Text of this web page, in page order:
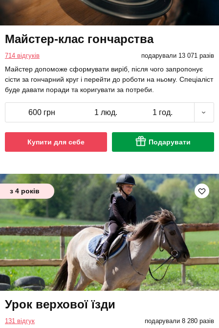
Майстер-клас гончарства
714 відгуків подарували 13 071 разів
Майстер допоможе сформувати виріб, після чого запропонує
сісти за гончарний круг і перейти до роботи на ньому. Спеціаліст
буде давати поради та коригувати за потреби.
600 грн 1 люд. 1 год.
Купити для себе Подарувати
з 4 років
Урок верхової їзди
131 відгук подарували 8 280 разів